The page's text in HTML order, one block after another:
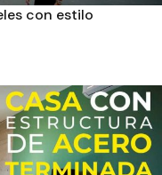
con estilo